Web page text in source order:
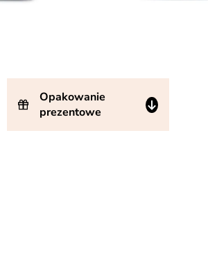
Opakowanie
prezentowe